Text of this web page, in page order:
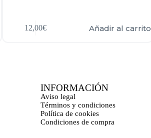
12,00€ Añadir al carrito
INFORMACIÓN
Aviso legal
Términos y condiciones
Política de cookies
Condiciones de compra